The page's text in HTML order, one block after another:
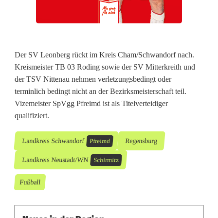
l
e
n
-
B
e
z
i
r
Der SV Leonberg rückt im Kreis Cham/Schwandorf nach.
Kreismeister TB 03 Roding sowie der SV Mitterkreith und
der TSV Nittenau nehmen verletzungsbedingt oder
terminlich bedingt nicht an der Bezirksmeisterschaft teil.
Vizemeister SpVgg Pfreimd ist als Titelverteidiger
qualifiziert.
Landkreis Schwandorf Pfreimd Regensburg
Landkreis Neustadt/WN Schirmitz
Fußball